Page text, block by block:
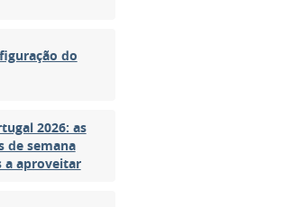
do
2026: as
de semana
a aproveitar